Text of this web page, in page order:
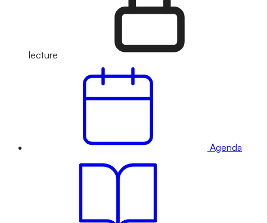
lecture
Agenda